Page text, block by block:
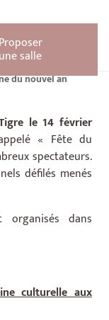
Proposer
une salle
du nouvel an
le 14 février
« Fête du
spectateurs.
défilés menés
organisés dans
culturelle aux